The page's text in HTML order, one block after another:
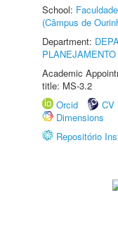
School:
(Câmpus de
Department:
PLANEJAMENTO
Academic
title: MS-3.2
Orcid
CV
Dimensions
Repositório